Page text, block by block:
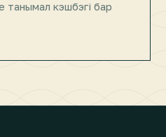
танымал кэшбэгі бар